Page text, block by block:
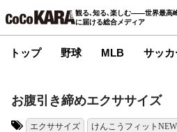
観る､知る､楽しむ――世界最高
に届ける総合メディア
トップ 野球 MLB サッカ
お腹引き締めエクササイズ
エクササイズ けんこうフィット